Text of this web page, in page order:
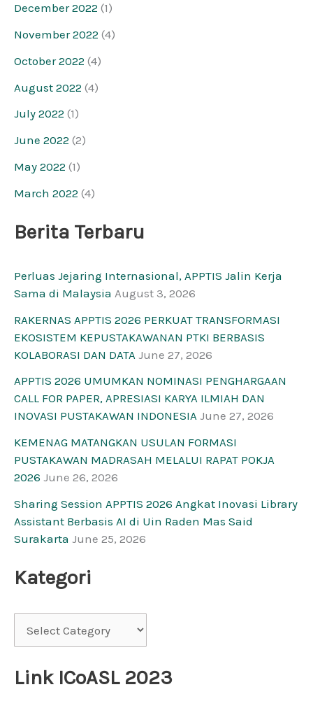
December 2022 (1)
November 2022 (4)
October 2022 (4)
August 2022 (4)
July 2022 (1)
June 2022 (2)
May 2022 (1)
March 2022 (4)
Berita Terbaru
Perluas Jejaring Internasional, APPTIS Jalin Kerja
Sama di Malaysia August 3, 2026
RAKERNAS APPTIS 2026 PERKUAT TRANSFORMASI
EKOSISTEM KEPUSTAKAWANAN PTKI BERBASIS
KOLABORASI DAN DATA June 27, 2026
APPTIS 2026 UMUMKAN NOMINASI PENGHARGAAN
CALL FOR PAPER, APRESIASI KARYA ILMIAH DAN
INOVASI PUSTAKAWAN INDONESIA June 27, 2026
KEMENAG MATANGKAN USULAN FORMASI
PUSTAKAWAN MADRASAH MELALUI RAPAT POKJA
2026 June 26, 2026
Sharing Session APPTIS 2026 Angkat Inovasi Library
Assistant Berbasis AI di Uin Raden Mas Said
Surakarta June 25, 2026
Kategori
Link ICoASL 2023